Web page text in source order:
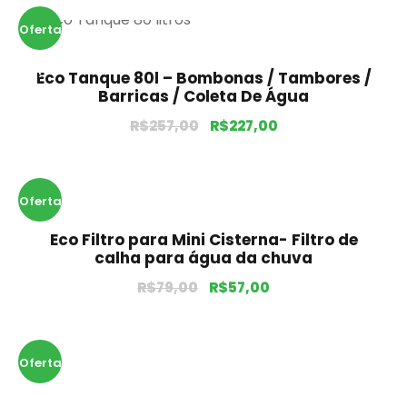
Oferta
!
Eco Tanque 80l – Bombonas / Tambores /
Barricas / Coleta De Água
R$257,00 R$227,00
Oferta
Eco Filtro para Mini Cisterna- Filtro de
calha para água da chuva
R$79,00 R$57,00
Oferta